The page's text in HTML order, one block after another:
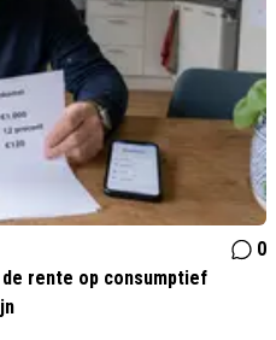
0
de rente op consumptief